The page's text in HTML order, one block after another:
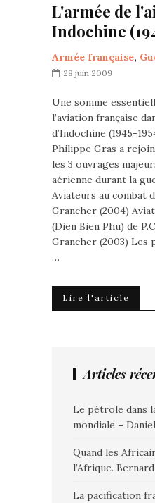
L'armée de
Indochine
Armée française,
28 juin 2009
Une somme
l’aviation française
d’Indochine (1945-
Philippe Gras a
les 3 ouvrages
aérienne durant la
Aviateurs au combat
Grancher (2004)
(Dien Bien Phu) de
Grancher (2003) Les
…
Lire l'article
Articles
Le pétrole dans
mondiale –
Quand les
l’Afrique.
La pacification